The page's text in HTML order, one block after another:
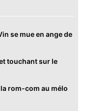
se mue en ange de
touchant sur le
rom-com au mélo